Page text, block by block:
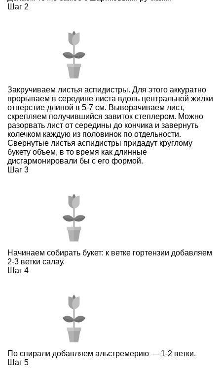
Шаг 2
Закручиваем листья аспидистры. Для этого аккуратно
прорываем в середине листа вдоль центральной жилки
отверстие длиной в 5-7 см. Выворачиваем лист,
скрепляем получившийся завиток степлером. Можно
разорвать лист от середины до кончика и завернуть
колечком каждую из половинок по отдельности.
Свернутые листья аспидистры придадут круглому
букету объем, в то время как длинные
дисгармонировали бы с его формой.
Шаг 3
Начинаем собирать букет: к ветке гортензии добавляем
2-3 ветки салау.
Шаг 4
По спирали добавляем альстремерию — 1-2 ветки.
Шаг 5